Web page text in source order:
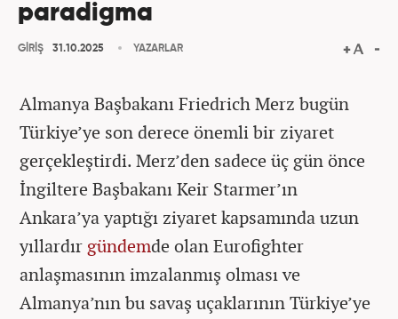
paradigma
GİRİŞ 31.10.2025 YAZARLAR
Almanya Başbakanı Friedrich Merz bugün
Türkiye’ye son derece önemli bir ziyaret
gerçekleştirdi. Merz’den sadece üç gün önce
İngiltere Başbakanı Keir Starmer’ın
Ankara’ya yaptığı ziyaret kapsamında uzun
yıllardır gündemde olan Eurofighter
anlaşmasının imzalanmış olması ve
Almanya’nın bu savaş uçaklarının Türkiye’ye